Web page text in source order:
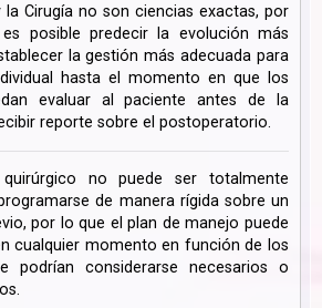
la Cirugía no son ciencias exactas, por
posible predecir la evolución más
la gestión más adecuada para
hasta el momento en que los
evaluar al paciente antes de la
reporte sobre el postoperatorio.
no puede ser totalmente
de manera rígida sobre un
por lo que el plan de manejo puede
cualquier momento en función de los
podrían considerarse necesarios o